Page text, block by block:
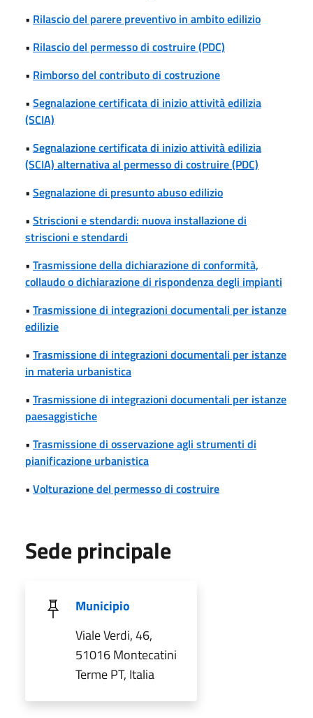
• Rilascio del parere preventivo in ambito edilizio
• Rilascio del permesso di costruire (PDC)
• Rimborso del contributo di costruzione
• Segnalazione certificata di inizio attività edilizia
(SCIA)
• Segnalazione certificata di inizio attività edilizia
(SCIA) alternativa al permesso di costruire (PDC)
• Segnalazione di presunto abuso edilizio
• Striscioni e stendardi: nuova installazione di
striscioni e stendardi
• Trasmissione della dichiarazione di conformità,
collaudo o dichiarazione di rispondenza degli impianti
• Trasmissione di integrazioni documentali per istanze
edilizie
• Trasmissione di integrazioni documentali per istanze
in materia urbanistica
• Trasmissione di integrazioni documentali per istanze
paesaggistiche
• Trasmissione di osservazione agli strumenti di
pianificazione urbanistica
• Volturazione del permesso di costruire
Sede principale
Municipio
Viale Verdi, 46,
51016 Montecatini
Terme PT, Italia